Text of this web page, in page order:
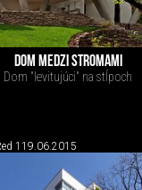
DOM MEDZI STROMAMI
Dom "levitujúci" na stĺpoch
1 19.06.2015